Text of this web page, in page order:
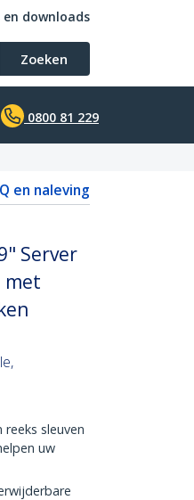
en downloads
Zoeken
0800 81 229
en naleving
Server
met
sleuven
uw